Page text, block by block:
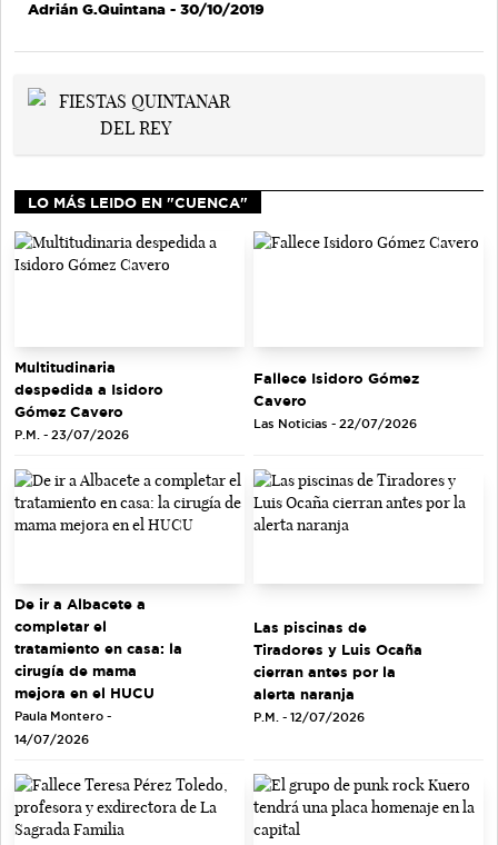
Adrián G.Quintana - 30/10/2019
LO MÁS LEIDO EN "CUENCA"
Multitudinaria
despedida a Isidoro
Gómez Cavero
P.M. - 23/07/2026
Fallece Isidoro Gómez
Cavero
Las Noticias - 22/07/2026
De ir a Albacete a
completar el
tratamiento en casa: la
cirugía de mama
mejora en el HUCU
Paula Montero -
14/07/2026
Las piscinas de
Tiradores y Luis Ocaña
cierran antes por la
alerta naranja
P.M. - 12/07/2026